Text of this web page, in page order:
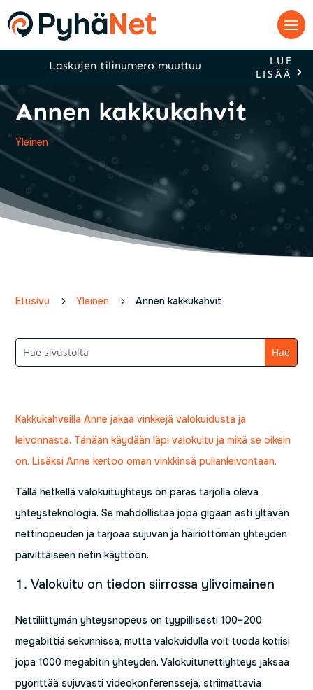
Laskujen tilinumero muuttuu
LUE
LISÄÄ
Annen kakkukahvit
Yleinen
Etusivu 5 Yleinen 5 Annen kakkukahvit
Kakkukahveilla Anne jakaa vinkkejä valokuidusta ja
leivonnasta. Tänään käydään läpi valokuitu ja mikä se oikein
on. Lisäksi Anne kertoo oman vinkkinsä pullanleivontaan.
Tällä hetkellä valokuituyhteys on paras tarjolla oleva
yhteysteknologia. Se mahdollistaa jopa gigaan asti yltävän
nettinopeuden ja tarjoaa sujuvan ja häiriöttömän yhteyden
päivittäiseen netin käyttöön.
Valokuitu on tiedon siirrossa ylivoimainen
Nettiliittymän yhteysnopeus on tyypillisesti 100–200
megabittiä sekunnissa, mutta valokuidulla voit tuoda kotiisi
jopa 1000 megabitin yhteyden. Valokuitunettiyhteys jaksaa
pyörittää sujuvasti videokonferensseja, striimattavia